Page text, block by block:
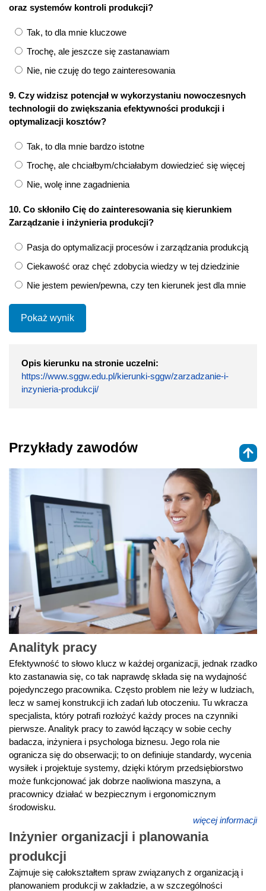
oraz systemów kontroli produkcji?
Tak, to dla mnie kluczowe
Trochę, ale jeszcze się zastanawiam
Nie, nie czuję do tego zainteresowania
9. Czy widzisz potencjał w wykorzystaniu nowoczesnych
technologii do zwiększania efektywności produkcji i
optymalizacji kosztów?
Tak, to dla mnie bardzo istotne
Trochę, ale chciałbym/chciałabym dowiedzieć się więcej
Nie, wolę inne zagadnienia
10. Co skłoniło Cię do zainteresowania się kierunkiem
Zarządzanie i inżynieria produkcji?
Pasja do optymalizacji procesów i zarządzania produkcją
Ciekawość oraz chęć zdobycia wiedzy w tej dziedzinie
Nie jestem pewien/pewna, czy ten kierunek jest dla mnie
Pokaż wynik
Opis kierunku na stronie uczelni:
https://www.sggw.edu.pl/kierunki-sggw/zarzadzanie-i-
inzynieria-produkcji/
Przykłady zawodów
Analityk pracy
Efektywność to słowo klucz w każdej organizacji, jednak rzadko
kto zastanawia się, co tak naprawdę składa się na wydajność
pojedynczego pracownika. Często problem nie leży w ludziach,
lecz w samej konstrukcji ich zadań lub otoczeniu. Tu wkracza
specjalista, który potrafi rozłożyć każdy proces na czynniki
pierwsze. Analityk pracy to zawód łączący w sobie cechy
badacza, inżyniera i psychologa biznesu. Jego rola nie
ogranicza się do obserwacji; to on definiuje standardy, wycenia
wysiłek i projektuje systemy, dzięki którym przedsiębiorstwo
może funkcjonować jak dobrze naoliwiona maszyna, a
pracownicy działać w bezpiecznym i ergonomicznym
środowisku.
więcej informacji
Inżynier organizacji i planowania
produkcji
Zajmuje się całokształtem spraw związanych z organizacją i
planowaniem produkcji w zakładzie, a w szczególności